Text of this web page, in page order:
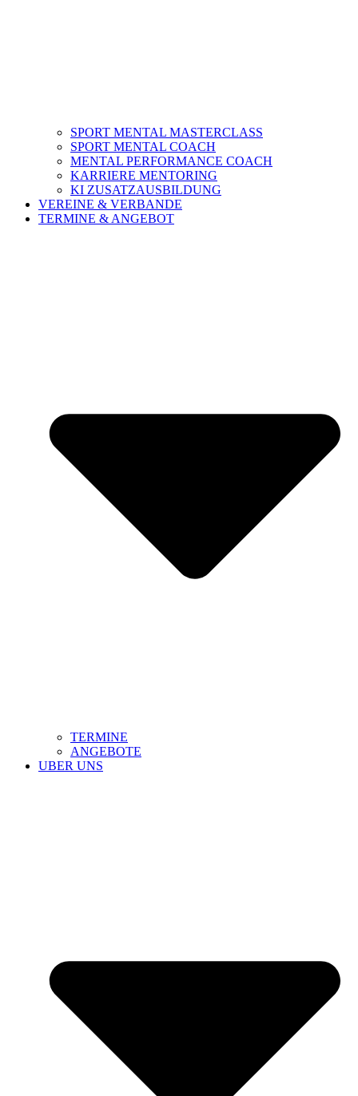
SPORT MENTAL MASTERCLASS
SPORT MENTAL COACH
MENTAL PERFORMANCE COACH
KARRIERE MENTORING
KI ZUSATZAUSBILDUNG
VEREINE & VERBANDE
TERMINE & ANGEBOT
TERMINE
ANGEBOTE
UBER UNS